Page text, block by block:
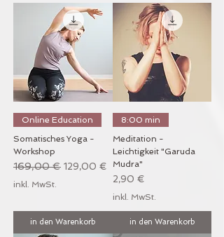
Online Education
Somatisches Yoga -
Workshop
Standardpreis
169,00 € Sale-Preis
129,00 €
inkl. MwSt.
in den Warenkorb
8:00 min
Meditation -
Leichtigkeit "Garuda
Mudra"
Preis
2,90 €
inkl. MwSt.
in den Warenkorb